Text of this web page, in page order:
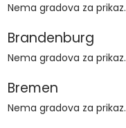
Nema gradova za prikaz.
Brandenburg
Nema gradova za prikaz.
Bremen
Nema gradova za prikaz.